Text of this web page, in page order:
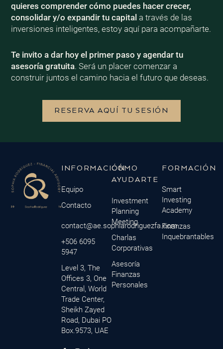
quieres comprender cómo puedes hacer crecer,
consolidar y/o expandir tu capitala través de las
inversiones inteligentes, estoy aquí para acompañarte.
Te invito a dar hoy el primer paso y agendar tu
asesoría gratuita. Será un placer comenzar a
construir juntos el camino hacia el futuro que deseas.
RESERVA AQUÍ TU SESIÓN
INFORMACIÓN
Equipo
Contacto
contact@ae.sophiarodriguezfa.com
+506 6095
5947
Level 3, The
Offices 3, One
Central, World
Trade Center,
Sheikh Zayed
Road, Dubai PO
Box.9573, UAE
CÓMO
AYUDARTE
Investment
Planning
Meeting
Charlas
Corporativas
Asesoría
Finanzas
Personales
FORMACIÓN
Smart
Investing
Academy
Finanzas
Inquebrantables